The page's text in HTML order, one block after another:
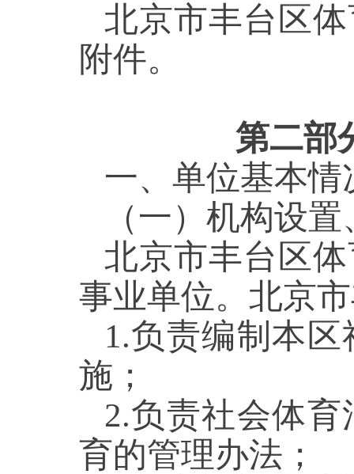
北京市丰台区
附件。
第二部
一、单位基本情
（一）机构设
北京市丰台区
事业单位。北京
1.负责编制本
施；
2.负责社会体
育的管理办法；